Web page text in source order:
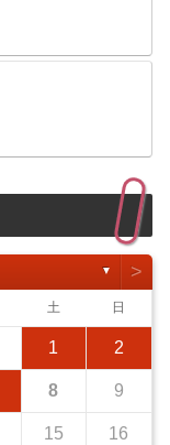
▼ >
土 日
1 2
8 9
15 16